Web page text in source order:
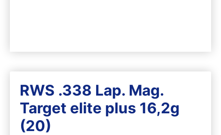
RWS .338 Lap. Mag.
Target elite plus 16,2g
(20)